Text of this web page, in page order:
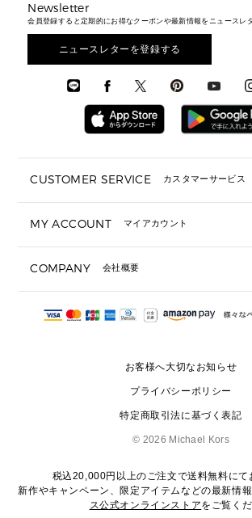
ウェア
アクセサリー
メンズ バッグ
メンズ 財布・小物
メンズ シューズ
メンズ ウェア
メンズ 時計・その他
メンズ財布・小物
メンズアクセサリー
メンズウェア
3 IN 1 / 2 IN 1 バッグ
▶ メンズすべて
▶ メンズすべて
▶ バッグすべて
通勤・通学アイテム
3 IN 1 バッグ
ミニ財布・フラグメントケー
▶ 小物すべて
定期ケース・カードケース・名刺
サンダル
スニーカー
▶ ウェア
財布・小物
時計・ジュエリー
アクセサリー
エディターレビュー
Newsletter
会員登録すると定期的にお得なクーポンや最新情報をニュースレ
ニュースレターを登録する
CUSTOMER SERVICE カスタマーサービス
ギフト用にラッピングができますか？
ショッピングバッグを購入商品分送ってもら
注文後に完了メールが受信できないのですが？
サイズ交換はできますか？
MY ACCOUNT マイアカウント
COMPANY 会社概要
会社概要
お客様へ大切なお知らせ
プライバシーポリシー
特定商取引法に基づく表記
© 2026 Michael Kors
税込20,000円以上のご注文で送料無料にて
新作やキャンペーン、限定アイテムなどの最新情報
ス公式オンラインストアをご覧く